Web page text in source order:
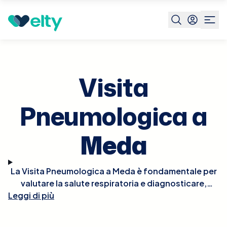
Prenota visita Meda
Visita
Pneumologica a
Meda
La Visita Pneumologica a Meda è fondamentale per
valutare la salute respiratoria e diagnosticare,
monitorare e trattare disturbi polmonari e delle vie
Leggi di più